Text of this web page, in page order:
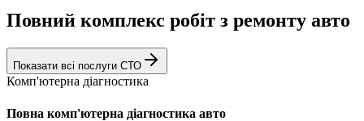
Повний комплекс робіт з ремонту авто
Показати всі послуги СТО
Комп'ютерна діагностика
Повна комп'ютерна діагностика авто